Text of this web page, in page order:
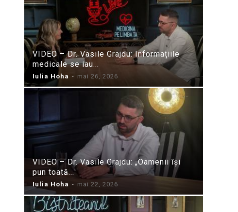
VIDEO – Dr. Vasile Grajdu: Informațiile
medicale se iau...
Iulia Hoha - mai 26, 2026
VIDEO – Dr. Vasile Grajdu: „Oamenii își
pun toată...
Iulia Hoha - mai 22, 2026